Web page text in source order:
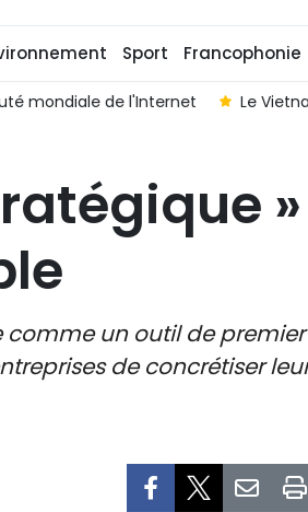
Sport Francophonie
Le Vietnam veut maîtriser au
comme un outil de
de concrétiser